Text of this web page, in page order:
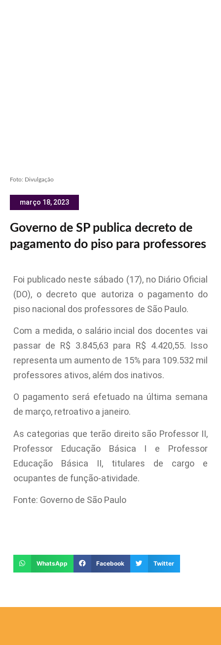
Foto: Divulgação
março 18, 2023
Governo de SP publica decreto de
pagamento do piso para professores
Foi publicado neste sábado (17), no Diário Oficial
(DO), o decreto que autoriza o pagamento do
piso nacional dos professores de São Paulo.
Com a medida, o salário incial dos docentes vai
passar de R$ 3.845,63 para R$ 4.420,55. Isso
representa um aumento de 15% para 109.532 mil
professores ativos, além dos inativos.
O pagamento será efetuado na última semana
de março, retroativo a janeiro.
As categorias que terão direito são Professor II,
Professor Educação Básica I e Professor
Educação Básica II, titulares de cargo e
ocupantes de função-atividade.
Fonte: Governo de São Paulo
WhatsApp Facebook Twitter